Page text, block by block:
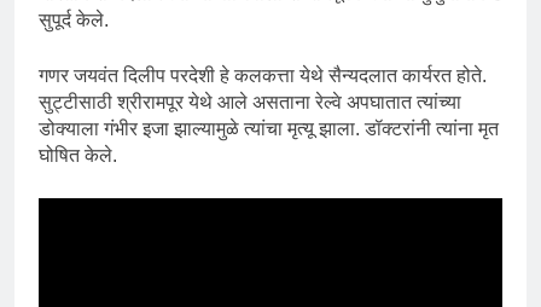
सुपूर्द केले.
गणर जयवंत दिलीप परदेशी हे कलकत्ता येथे सैन्यदलात कार्यरत होते.
सुट्टीसाठी श्रीरामपूर येथे आले असताना रेल्वे अपघातात त्यांच्या
डोक्याला गंभीर इजा झाल्यामुळे त्यांचा मृत्यू झाला. डॉक्टरांनी त्यांना मृत
घोषित केले.